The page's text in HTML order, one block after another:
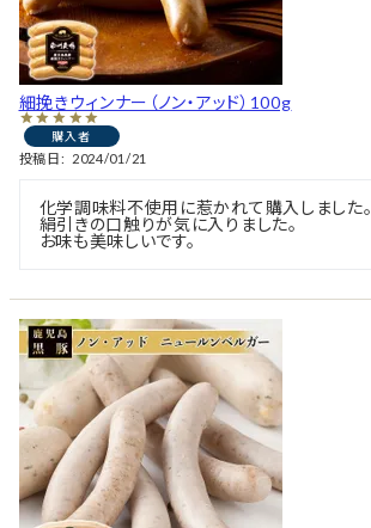
細挽きウィンナー（ノン・アッド）100g
購入者
投稿日 2024/01/21
化学調味料不使用に惹かれて購入しました。
絹引きの口触りが気に入りました。